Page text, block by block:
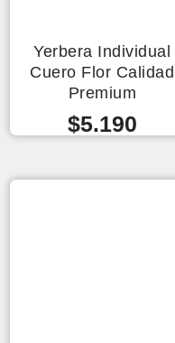
Yerbera Individual
Cuero Flor Calidad
Premium
$5.190